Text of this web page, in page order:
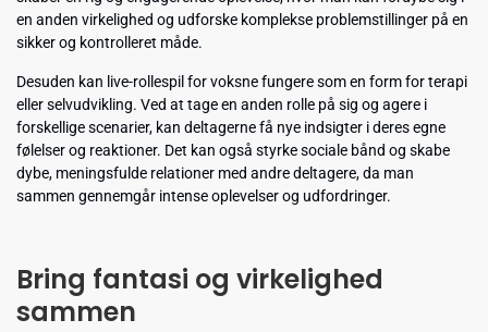
en anden virkelighed og udforske komplekse problemstillinger på en
sikker og kontrolleret måde.
Desuden kan live-rollespil for voksne fungere som en form for terapi
eller selvudvikling. Ved at tage en anden rolle på sig og agere i
forskellige scenarier, kan deltagerne få nye indsigter i deres egne
følelser og reaktioner. Det kan også styrke sociale bånd og skabe
dybe, meningsfulde relationer med andre deltagere, da man
sammen gennemgår intense oplevelser og udfordringer.
Bring fantasi og virkelighed
sammen